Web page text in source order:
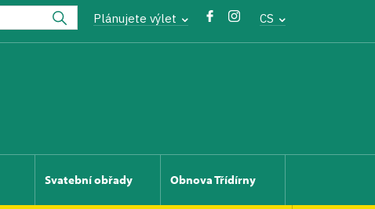
Plánujete výlet CS
Svatební obřady Obnova Třídírny